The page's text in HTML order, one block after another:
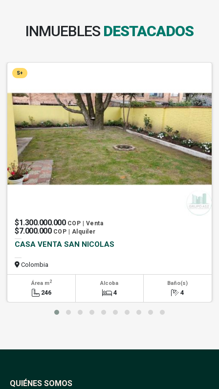
INMUEBLES DESTACADOS
S+
$1.300.000.000 COP | Venta
$7.000.000 COP | Alquiler
CASA VENTA SAN NICOLAS
Colombia
Área m2
246
Alcoba
4
Baño(s)
4
QUIÉNES SOMOS